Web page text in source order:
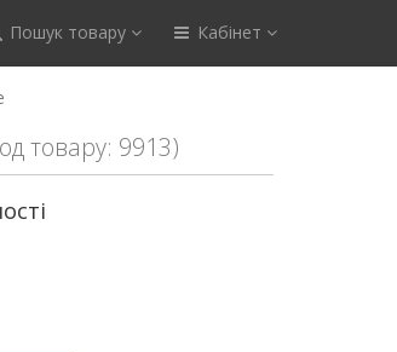
Пошук товару Кабінет
товару: 9913)